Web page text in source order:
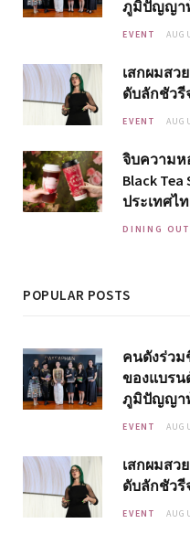
ภูมิปัญญา
EVENT
เสกผมสว
ดับลักชัวรี
EVENT
จิบความห
Black Tea
ประเทศไ
DINING OUT
POPULAR POSTS
คนดังร่ว
ของแบรน
ภูมิปัญญา
EVENT
เสกผมสว
ดับลักชัวรี
EVENT